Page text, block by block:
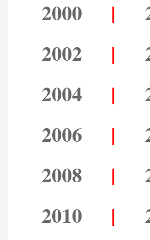
2000
|
2002
|
2004
|
2006
|
2008
|
2010
|